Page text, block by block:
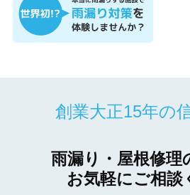
創業大正15年の
雨漏り・屋根修理
お気軽にご相談